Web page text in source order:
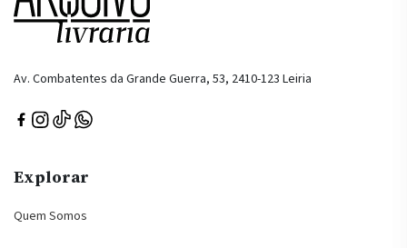
Av. Combatentes da Grande Guerra, 53, 2410-123 Leiria
Explorar
Quem Somos